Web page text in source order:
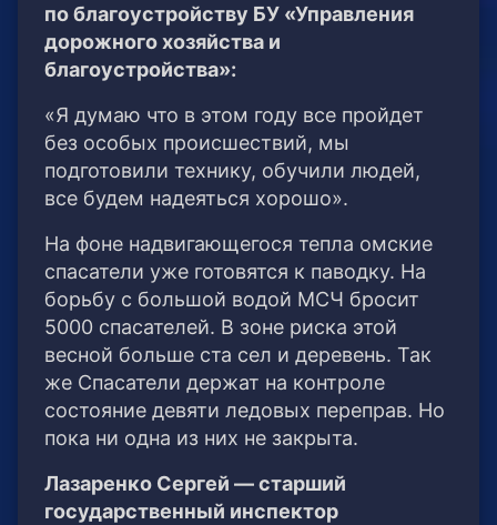
по благоустройству БУ «Управления
дорожного хозяйства и
благоустройства»:
«Я думаю что в этом году все пройдет
без особых происшествий, мы
подготовили технику, обучили людей,
все будем надеяться хорошо».
На фоне надвигающегося тепла омские
спасатели уже готовятся к паводку. На
борьбу с большой водой МСЧ бросит
5000 спасателей. В зоне риска этой
весной больше ста сел и деревень. Так
же Спасатели держат на контроле
состояние девяти ледовых переправ. Но
пока ни одна из них не закрыта.
Лазаренко Сергей — старший
государственный инспектор